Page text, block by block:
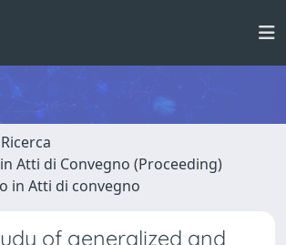
Atti di Convegno (Proceeding)
in Atti di convegno
of generalized and